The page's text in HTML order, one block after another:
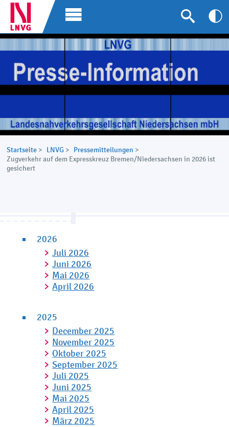
Startseite > LNVG > Pressemitteilungen >
Zugverkehr auf dem Expresskreuz Bremen/Niedersachsen in 2026 ist
gesichert
2026
Juli 2026
Juni 2026
Mai 2026
April 2026
2025
December 2025
November 2025
Oktober 2025
September 2025
Juli 2025
Juni 2025
Mai 2025
April 2025
März 2025